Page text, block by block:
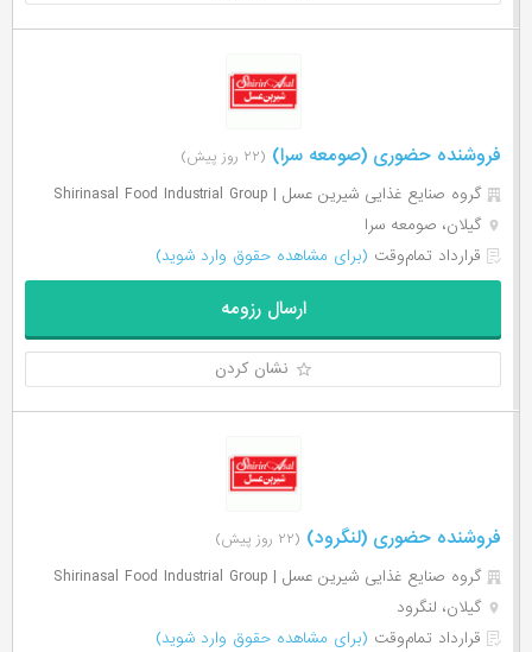
فروشنده حضوری (صومعه سرا) (۲۲ روز پیش)
گروه صنایع غذایی شیرین عسل | Shirinasal Food Industrial Group
گیلان، صومعه سرا
قرارداد تمام‌وقت (برای مشاهده حقوق وارد شوید)
ارسال رزومه
نشان کردن
فروشنده حضوری (لنگرود) (۲۲ روز پیش)
گروه صنایع غذایی شیرین عسل | Shirinasal Food Industrial Group
گیلان، لنگرود
قرارداد تمام‌وقت (برای مشاهده حقوق وارد شوید)